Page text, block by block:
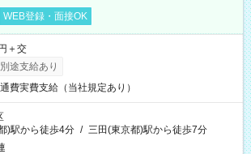
WEB登録・面接OK
＋交
途支給あり
費実費支給（当社規定あり）
)駅から徒歩4分 / 三田(東京都)駅から徒歩7分